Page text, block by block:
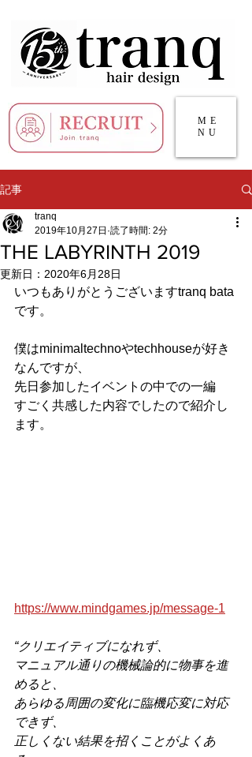
ME
NU
記事
THE LABYRINTH 2019
tranq
2019年10月27日 読了時間: 2分
更新日： 2020年6月28日
いつもありがとうございますtranq bata
です。
僕はminimaltechnoやtechhouseが好き
なんですが、
先日参加したイベントの中での一編
すごく共感した内容でしたので紹介し
ます。
https://www.mindgames.jp/message-1
“クリエイティブになれず、
マニュアル通りの機械論的に物事を進
めると、
あらゆる周囲の変化に臨機応変に対応
できず、
正しくない結果を招くことがよくあ